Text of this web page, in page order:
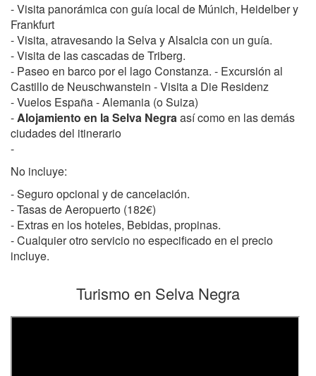
- Visita panorámica con guía local de Múnich, Heidelber y
Frankfurt
- Visita, atravesando la Selva y Alsalcia con un guía.
- Visita de las cascadas de Triberg.
- Paseo en barco por el lago Constanza. - Excursión al
Castillo de Neuschwanstein - Visita a Die Residenz
- Vuelos España - Alemania (o Suiza)
-Alojamiento en la Selva Negraasí como en las demás
ciudades del itinerario
-
No incluye:
- Seguro opcional y de cancelación.
- Tasas de Aeropuerto (182€)
- Extras en los hoteles, Bebidas, propinas.
- Cualquier otro servicio no especificado en el precio
incluye.
Turismo en Selva Negra